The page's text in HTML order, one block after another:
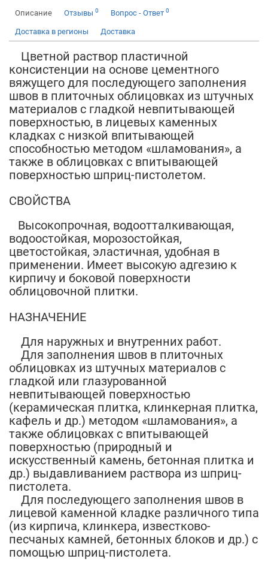
Описание Отзывы 0 Вопрос - Ответ 0
Доставка в регионы Доставка
Цветной раствор пластичной
консистенции на основе цементного
вяжущего для последующего заполнения
швов в плиточных облицовках из штучных
материалов с гладкой невпитывающей
поверхностью, в лицевых каменных
кладках с низкой впитывающей
способностью методом «шламования», а
также в облицовках с впитывающей
поверхностью шприц-пистолетом.
СВОЙСТВА
Высокопрочная, водоотталкивающая,
водоостойкая, морозостойкая,
цветостойкая, эластичная, удобная в
применении. Имеет высокую адгезию к
кирпичу и боковой поверхности
облицовочной плитки.
НАЗНАЧЕНИЕ
Для наружных и внутренних работ.
Для заполнения швов в плиточных
облицовках из штучных материалов с
гладкой или глазурованной
невпитывающей поверхностью
(керамическая плитка, клинкерная плитка,
кафель и др.) методом «шламования», а
также облицовках с впитывающей
поверхностью (природный и
искусственный камень, бетонная плитка и
др.) выдавливанием раствора из шприц-
пистолета.
Для последующего заполнения швов в
лицевой каменной кладке различного типа
(из кирпича, клинкера, известково-
песчаных камней, бетонных блоков и др.) с
помощью шприц-пистолета.